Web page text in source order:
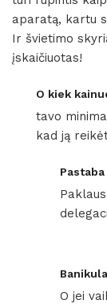
aparatą, kartu
Ir švietimo
įskaičiuotas!
O kiek
tavo
kad ją
Pastaba
Banikula
O jei